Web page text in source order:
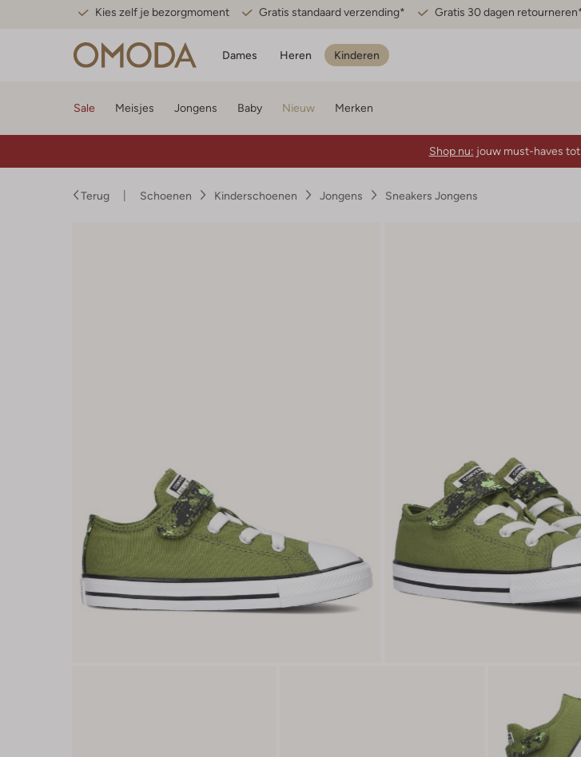
Kies zelf je bezorgmoment Gratis standaard verzending* Gratis 30 dagen
Dames Heren Kinderen
Sale Meisjes Jongens Baby Nieuw Merken
Shop nu: jouw must-haves
Terug Schoenen Kinderschoenen Jongens Sneakers Jongens